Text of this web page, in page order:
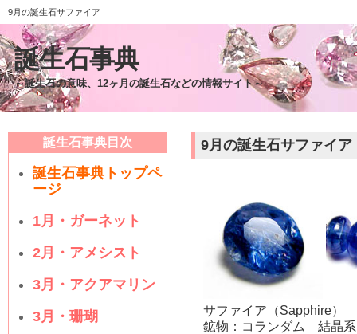
9月の誕生石サファイア
誕生石事典
～誕生石の意味、12ヶ月の誕生石などの情報サイト～
誕生石事典目次
誕生石事典トップペ
ージ
1月・ガーネット
2月・アメシスト
3月・アクアマリン
3月・珊瑚
9月の誕生石サファイア
サファイア（Sapphire）
鉱物：コランダム 結晶